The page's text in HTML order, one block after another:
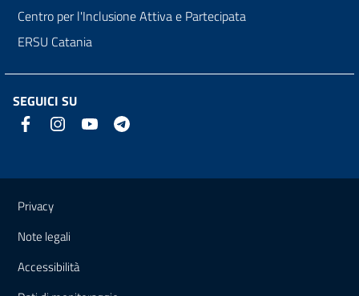
Centro per l'Inclusione Attiva e Partecipata
ERSU Catania
SEGUICI SU
Link e informazioni utili
Privacy
Note legali
Accessibilità